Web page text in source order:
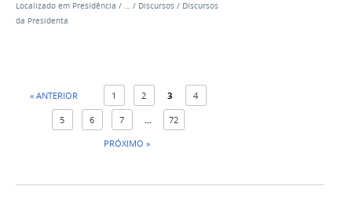
Localizado em Presidência / … / Discursos / Discursos
da Presidenta
« ANTERIOR 1 2 3 4
5 6 7 ...
72
PRÓXIMO »